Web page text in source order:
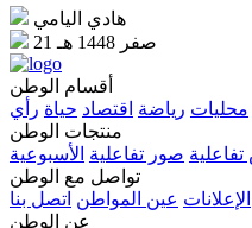
هادي اليامي
21 صفر 1448 هـ
أقسام الوطن
محليات رياضة اقتصاد حياة رأي
منتجات الوطن
صور تفاعلية الأسبوعية
تواصل مع الوطن
الإعلانات عين المواطن اتصل بنا
عن الوطن